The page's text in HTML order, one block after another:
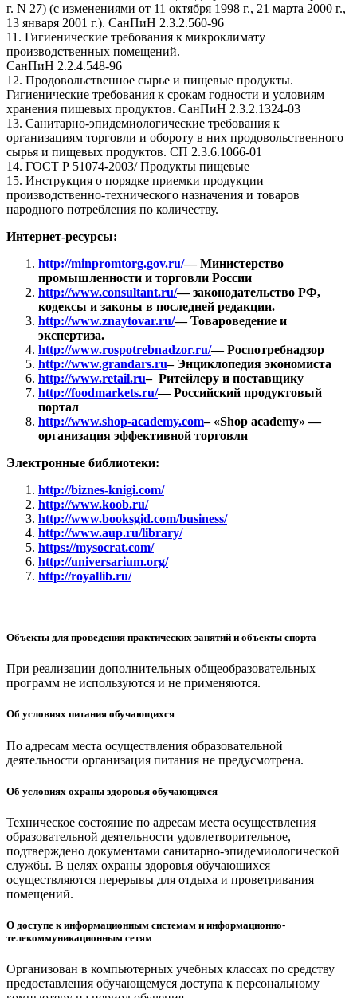
г. N 27) (с изменениями от 11 октября 1998 г., 21 марта 2000 г.,
13 января 2001 г.). СанПиН 2.3.2.560-96
11. Гигиенические требования к микроклимату
производственных помещений.
СанПиН 2.2.4.548-96
12. Продовольственное сырье и пищевые продукты.
Гигиенические требования к срокам годности и условиям
хранения пищевых продуктов. СанПиН 2.3.2.1324-03
13. Санитарно-эпидемиологические требования к
организациям торговли и обороту в них продовольственного
сырья и пищевых продуктов. СП 2.3.6.1066-01
14. ГОСТ Р 51074-2003/ Продукты пищевые
15. Инструкция о порядке приемки продукции
производственно-технического назначения и товаров
народного потребления по количеству.
Интернет-ресурсы:
http://minpromtorg.gov.ru/— Министерство
промышленности и торговли России
http://www.consultant.ru/— законодательство РФ,
кодексы и законы в последней редакции.
http://www.znaytovar.ru/— Товароведение и
экспертиза.
http://www.rospotrebnadzor.ru/— Роспотребнадзор
http://www.grandars.ru– Энциклопедия экономиста
http://www.retail.ru– Ритейлеру и поставщику
http://foodmarkets.ru/— Российский продуктовый
портал
http://www.shop-academy.com– «Shop academy» —
организация эффективной торговли
Электронные библиотеки:
http://biznes-knigi.com/
http://www.koob.ru/
http://www.booksgid.com/business/
http://www.aup.ru/library/
https://mysocrat.com/
http://universarium.org/
http://royallib.ru/
Объекты для проведения практических занятий и объекты спорта
При реализации дополнительных общеобразовательных
программ не используются и не применяются.
Об условиях питания обучающихся
По адресам места осуществления образовательной
деятельности организация питания не предусмотрена.
Об условиях охраны здоровья обучающихся
Техническое состояние по адресам места осуществления
образовательной деятельности удовлетворительное,
подтверждено документами санитарно-эпидемиологической
службы. В целях охраны здоровья обучающихся
осуществляются перерывы для отдыха и проветривания
помещений.
О доступе к информационным системам и информационно-
телекоммуникационным сетям
Организован в компьютерных учебных классах по средству
предоставления обучающемуся доступа к персональному